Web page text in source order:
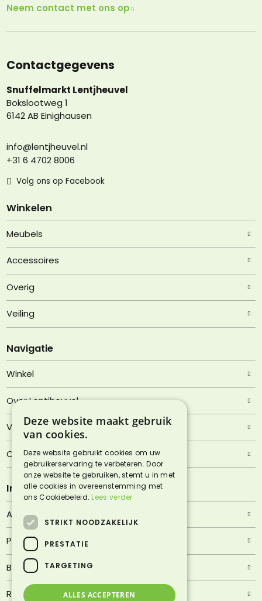
Neem contact met ons op
Contactgegevens
Snuffelmarkt Lentjheuvel
Bokslootweg 1
6142 AB Einighausen
info@lentjheuvel.nl
+31 6 4702 8006
Volg ons op Facebook
Winkelen
Meubels
Accessoires
Overig
Veiling
Navigatie
Winkel
Over Lentjheuvel
Veelgestelde vragen
Contact
Informatie
Algemene voorwaarden
Privacyverklaring
Bezorgen & afhalen
Retourneren & garantie
Deze website maakt gebruik
van cookies.
Deze website gebruikt cookies om uw
gebruikerservaring te verbeteren. Door
onze website te gebruiken, stemt u in met
alle cookies in overeenstemming met
ons Cookiebeleid. Lees verder
STRIKT NOODZAKELIJK
PRESTATIE
TARGETING
ALLES ACCEPTEREN